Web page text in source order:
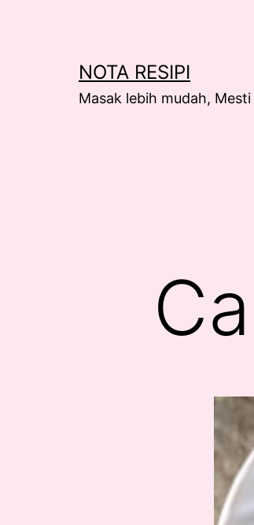
NOTA RESIPI
Masak lebih mudah, Mesti